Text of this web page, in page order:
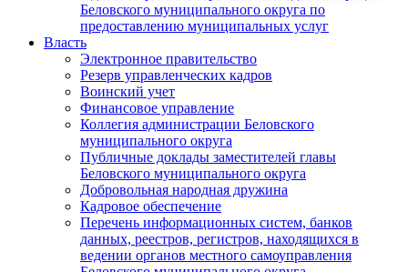
Беловского муниципального округа по
предоставлению муниципальных услуг
Власть
Электронное правительство
Резерв управленческих кадров
Воинский учет
Финансовое управление
Коллегия администрации Беловского
муниципального округа
Публичные доклады заместителей главы
Беловского муниципального округа
Добровольная народная дружина
Кадровое обеспечение
Перечень информационных систем, банков
данных, реестров, регистров, находящихся в
ведении органов местного самоуправления